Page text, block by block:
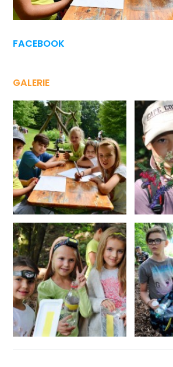
FACEBOOK
GALERIE